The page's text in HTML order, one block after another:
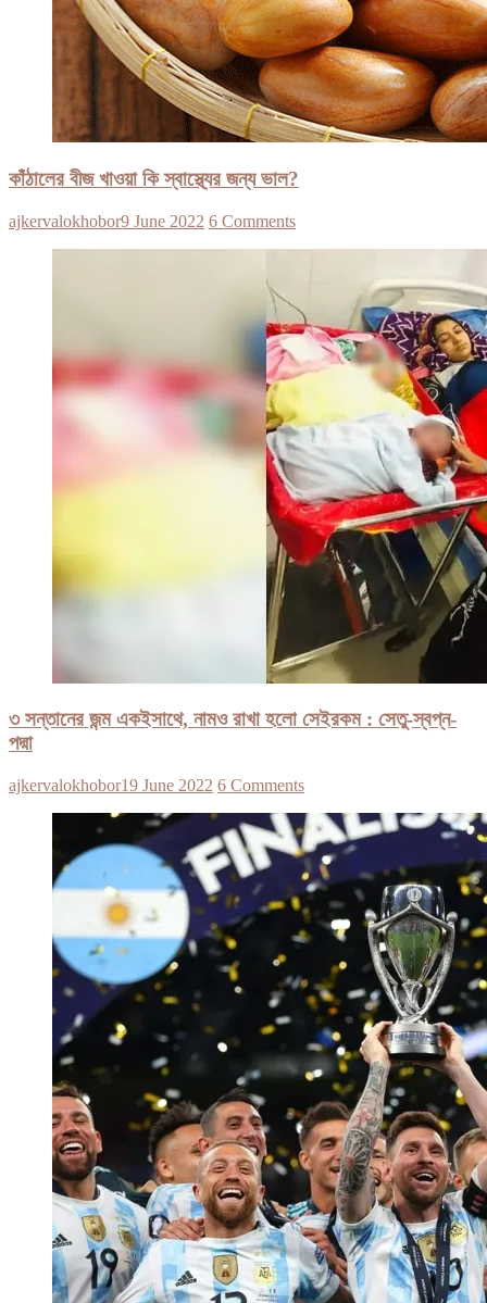
কাঁঠালের বীজ খাওয়া কি স্বাস্থ্যের জন্য ভাল?
ajkervalokhobor9 June 2022 6 Comments
৩ সন্তানের জন্ম একইসাথে, নামও রাখা হলো সেইরকম : সেতু-স্বপ্ন-
পদ্মা
ajkervalokhobor19 June 2022 6 Comments